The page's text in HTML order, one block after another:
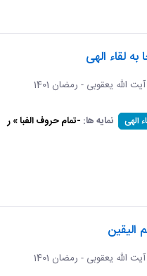
لقاء الهی
الله یعقوبی - رمضان 1401
الهی نمایه ها: -تمام حروف الفبا » ر
الیقین
الله یعقوبی - رمضان 1401